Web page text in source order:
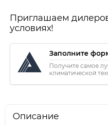
Приглашаем
условиях!
Заполните
Получите самое
климатической
Описание